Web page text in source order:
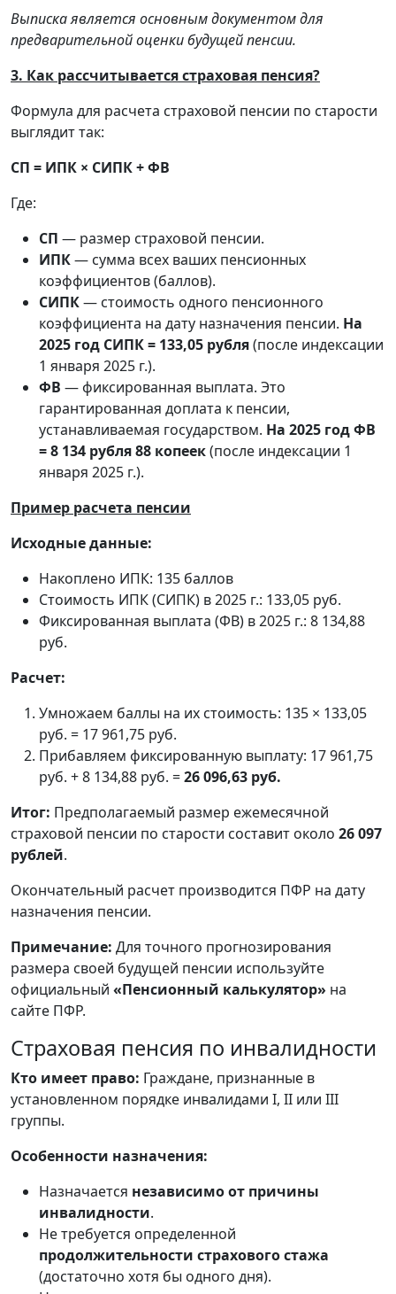
Выписка является основным документом для
предварительной оценки будущей пенсии.
3. Как рассчитывается страховая пенсия?
Формула для расчета страховой пенсии по старости
выглядит так:
СП = ИПК × СИПК + ФВ
Где:
СП — размер страховой пенсии.
ИПК— сумма всех ваших пенсионных
коэффициентов (баллов).
СИПК— стоимость одного пенсионного
коэффициента на дату назначения пенсии. На
2025 год СИПК = 133,05 рубля(после индексации
1 января 2025 г.).
ФВ — фиксированная выплата. Это
гарантированная доплата к пенсии,
устанавливаемая государством. На 2025 год ФВ
= 8 134 рубля 88 копеек(после индексации 1
января 2025 г.).
Пример расчета пенсии
Исходные данные:
Накоплено ИПК: 135 баллов
Стоимость ИПК (СИПК) в 2025 г.: 133,05 руб.
Фиксированная выплата (ФВ) в 2025 г.: 8 134,88
руб.
Расчет:
Умножаем баллы на их стоимость: 135 × 133,05
руб. = 17 961,75 руб.
Прибавляем фиксированную выплату: 17 961,75
руб. + 8 134,88 руб. =26 096,63 руб.
Итог: Предполагаемый размер ежемесячной
страховой пенсии по старости составит около 26 097
рублей.
Окончательный расчет производится ПФР на дату
назначения пенсии.
Примечание: Для точного прогнозирования
размера своей будущей пенсии используйте
официальный «Пенсионный калькулятор» на
сайте ПФР.
Страховая пенсия по инвалидности
Кто имеет право: Граждане, признанные в
установленном порядке инвалидами I, II или III
группы.
Особенности назначения:
Назначается независимо от причины
инвалидности.
Не требуется определенной
продолжительности страхового стажа
(достаточно хотя бы одного дня).